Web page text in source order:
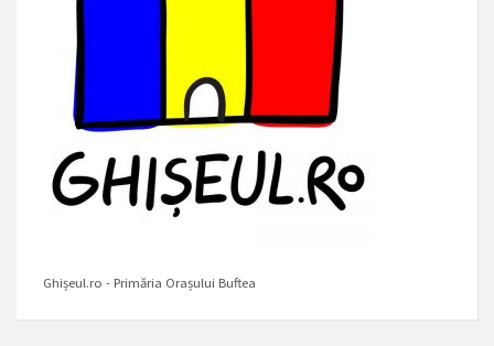
Ghișeul.ro - Primăria Orașului Buftea